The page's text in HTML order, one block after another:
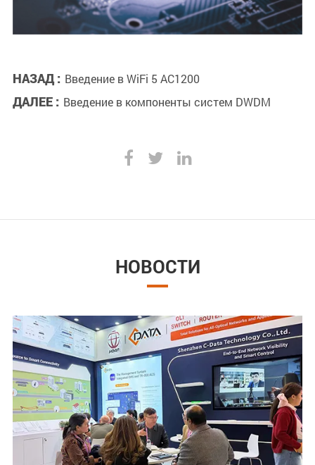
НАЗАД : Введение в WiFi 5 AC1200
ДАЛЕЕ : Введение в компоненты систем DWDM
НОВОСТИ